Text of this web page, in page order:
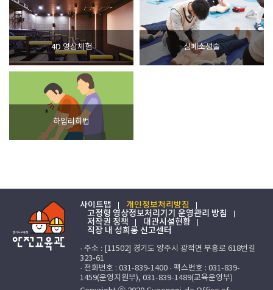
4D 영상체험 심폐소생술
하임리히법
사이트맵
개인정보처리방침
고정형 영상정보처리기기 운영관리 방침
저작권 정책
대관시설현황
직장 내 성희롱 신고센터
· 주소 : [11502] 경기도 양주시 광적면 부흥로 618번길
323-61
· 전화번호 : 031-839-1400 · 팩스번호 : 031-839-
1459(운영지원부), 031-839-1489(교육운영부)